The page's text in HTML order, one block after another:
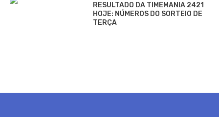
RESULTADO DA TIMEMANIA 2421
HOJE: NÚMEROS DO SORTEIO DE
TERÇA